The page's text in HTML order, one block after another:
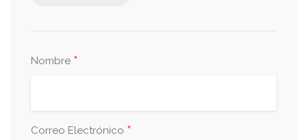
Nombre *
Correo Electrónico *